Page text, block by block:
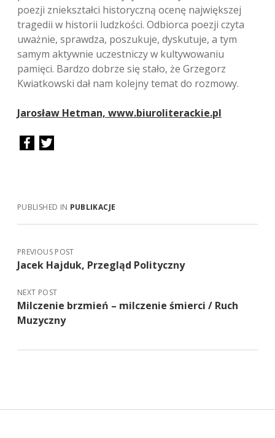
poezji zniekształci historyczną ocenę największej
tragedii w historii ludzkości. Odbiorca poezji czyta
uważnie, sprawdza, poszukuje, dyskutuje, a tym
samym aktywnie uczestniczy w kultywowaniu
pamięci. Bardzo dobrze się stało, że Grzegorz
Kwiatkowski dał nam kolejny temat do rozmowy.
Jarosław Hetman, www.biuroliterackie.pl
PUBLISHED IN PUBLIKACJE
PREVIOUS POST
Jacek Hajduk, Przegląd Polityczny
NEXT POST
Milczenie brzmień – milczenie śmierci / Ruch
Muzyczny